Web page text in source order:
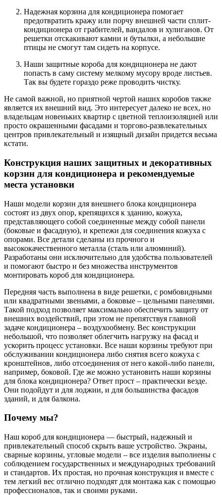
Надежная корзина для кондиционера помогает
предотвратить кражу или порчу внешней части сплит-
кондиционера от грабителей, вандалов и хулиганов. От
решетки отскакивают камни и бутылки, а небольшие
птицы не смогут там сидеть на корпусе.
Наши защитные короба для кондиционера не дают
попасть в саму систему мелкому мусору вроде листьев.
Так вы будете гораздо реже проводить чистку.
Не самой важной, но приятной чертой наших коробов также
является их внешний вид. Это интересует далеко не всех, но
владельцам новеньких квартир с цветной теплоизоляцией или
просто окрашенными фасадами и торгово-развлекательных
центров привлекательный и изящный дизайн придется весьма
кстати.
Конструкция наших защитных и декоративных
корзин для кондиционера и рекомендуемые
места установки
Наши модели корзин для внешнего блока кондиционера
состоят из двух опор, крепящихся к зданию, кожуха,
представляющего собой соединенные между собой панели
(боковые и фасадную), и крепежи для соединения кожуха с
опорами. Все детали сделаны из прочного и
высококачественного металла (сталь или алюминий).
Разработаны они исключительно для удобства пользователей
и помогают быстро и без множества инструментов
монтировать короб для кондиционера.
Передняя часть выполнена в виде решетки, с ромбовидными
или квадратными звеньями, а боковые – цельными панелями.
Такой подход позволяет максимально обеспечить защиту от
внешних воздействий, при этом не препятствуя главной
задаче кондиционера – воздухообмену. Вес конструкции
небольшой, что позволяет облегчить нагрузку на фасад и
ускорить процесс установки. Все наши корзины требуют при
обслуживании кондиционера либо снятия всего кожуха с
кронштейнов, либо отсоединения от него какой-либо панели,
например, боковой. Где же можно установить наши корзины
для блока кондиционера? Ответ прост – практически везде.
Они подойдут и для лоджии, и для большинства фасадов
зданий, и для балкона.
Почему мы?
Наш короб для кондиционера — быстрый, надежный и
привлекательный способ скрыть ваше устройство. Экраны,
сварные корзины, угловые модели – все изделия выполнены с
соблюдением государственных и международных требований
и стандартов. Их простая, но прочная конструкция и вместе с
тем легкий вес отлично подходят для монтажа как с помощью
профессионалов, так и своими руками.